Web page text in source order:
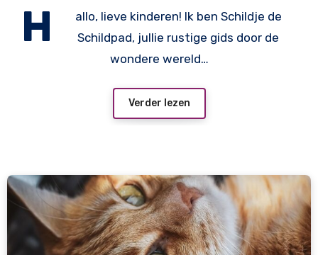
H
allo, lieve kinderen! Ik ben Schildje de
Schildpad, jullie rustige gids door de
wondere wereld…
Verder lezen